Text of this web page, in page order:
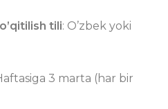
tili: O’zbek yoki
3 marta (har bir